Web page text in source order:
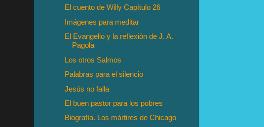
El cuento de Willy Capítulo 26
Imágenes para meditar
El Evangelio y la reflexión de J. A.
Pagola
Los otros Salmos
Palabras para el silencio
Jesús no falla
El buen pastor para los pobres
Biografía. Los mártires de Chicago